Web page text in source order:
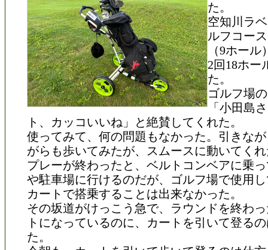
た。
空知川ラ
ルフコー
（9ホー
2回18ホー
た。
ゴルフ場
「小田島
ト、カッコいいね」と絶賛してくれた。
使ってみて、何の問題もなかった。引きな
がらも歩いてみたが、スムースに動いてく
プレーが終わったと、ベルトコンベアに乗
や駐車場に行けるのだが、ゴルフ場で使用
カートで搭乗することは出来なかった。
その坂道がけっこう急で、ラウンドを終わ
トになっているのに、カートを引いて登る
た。